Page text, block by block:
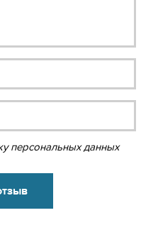
персональных данных